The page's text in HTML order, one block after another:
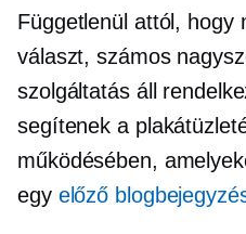
Függetlenül attól, hogy
választ, számos
szolgáltatás áll
segítenek a
működésében,
egy előző